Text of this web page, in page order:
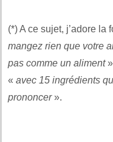
(*) A ce sujet, j’adore
mangez rien que votre
pas comme un aliment
« avec 15 ingrédients
prononcer».